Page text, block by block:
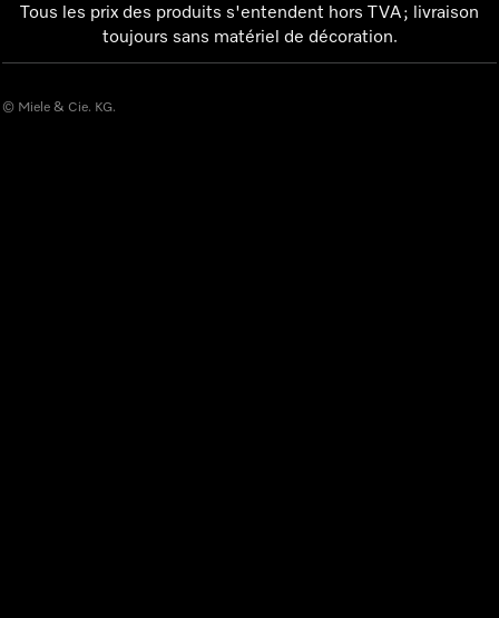
Tous les prix des produits s'entendent hors TVA ; livraison
toujours sans matériel de décoration.
© Miele & Cie. KG.